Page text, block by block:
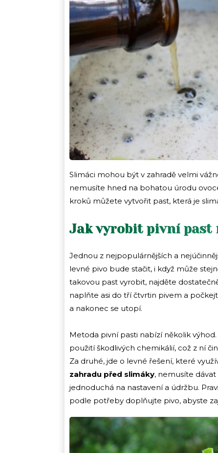
Slimáci mohou být v zahradě velmi
nemusíte hned na bohatou úrodu
kroků můžete vytvořit past, která je
Jak vyrobit pivní past
Jednou z nejpopulárnějších a
levné pivo bude stačit, i když může
takovou past vyrobit, najděte
naplňte asi do tří čtvrtin pivem a
a nakonec se utopí.
Metoda pivní pasti nabízí několik
použití škodlivých chemikálií, což z ní
Za druhé, jde o levné řešení, které
zahradu před slimáky, nemusíte
jednoduchá na nastavení a údržbu.
podle potřeby doplňujte pivo, abyste